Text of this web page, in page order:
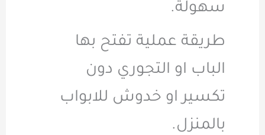
سهولة.
طريقة عملية تفتح بها
الباب او التجوري دون
تكسير او خدوش للابواب
بالمنزل.